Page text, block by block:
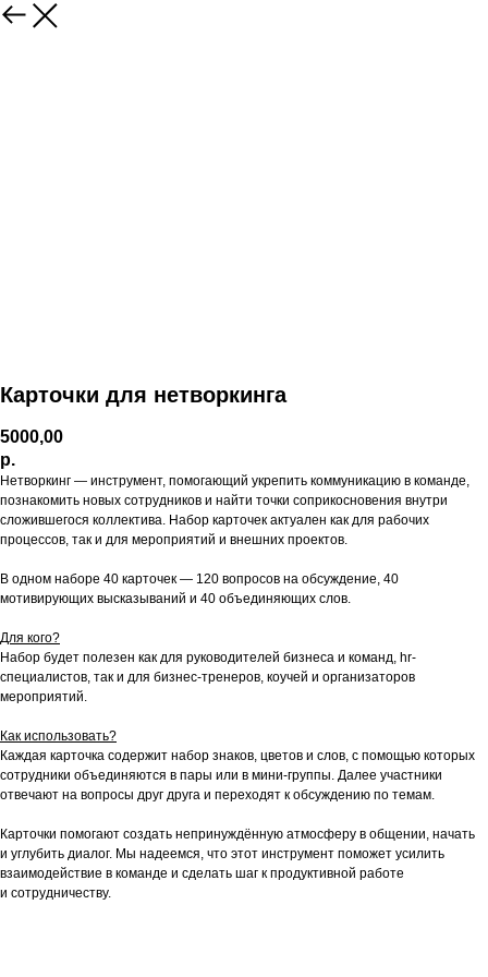
Карточки для нетворкинга
5000,00
р.
Нетворкинг — инструмент, помогающий укрепить коммуникацию в команде,
познакомить новых сотрудников и найти точки соприкосновения внутри
сложившегося коллектива. Набор карточек актуален как для рабочих
процессов, так и для мероприятий и внешних проектов.
В одном наборе 40 карточек — 120 вопросов на обсуждение, 40
мотивирующих высказываний и 40 объединяющих слов.
Для кого?
Набор будет полезен как для руководителей бизнеса и команд, hr-
специалистов, так и для бизнес-тренеров, коучей и организаторов
мероприятий.
Как использовать?
Каждая карточка содержит набор знаков, цветов и слов, с помощью которых
сотрудники объединяются в пары или в мини-группы. Далее участники
отвечают на вопросы друг друга и переходят к обсуждению по темам.
Карточки помогают создать непринуждённую атмосферу в общении, начать
и углубить диалог. Мы надеемся, что этот инструмент поможет усилить
взаимодействие в команде и сделать шаг к продуктивной работе
и сотрудничеству.